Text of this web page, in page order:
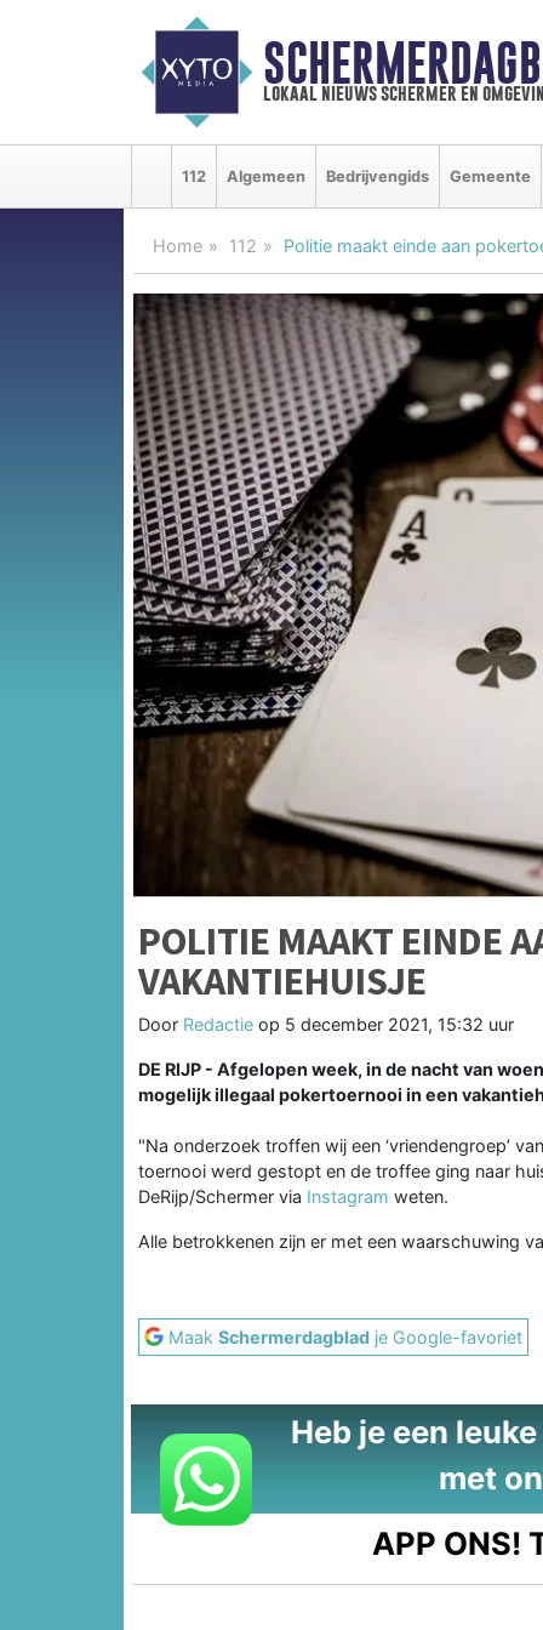
lokaal nieuws schermer en
112 Algemeen Bedrijvengids Gemeente
Home 112 Politie maakt einde aan
POLITIE MAAKT EINDE
VAKANTIEHUISJE
Door Redactie op 5 december 2021, 15:32 uur
DE RIJP - Afgelopen week, in de nacht van
mogelijk illegaal pokertoernooi in een
"Na onderzoek troffen wij een ‘vriendengroep’
toernooi werd gestopt en de troffee ging naar
DeRijp/Schermer via Instagram weten.
Alle betrokkenen zijn er met een waarschuwing
Maak Schermerdagblad je Google-favoriet
Heb je een
met
APP ONS!